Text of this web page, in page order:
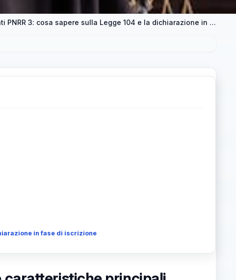
Guida completa al Concorso docenti PNRR 3: cosa sapere sulla Legge 104 e la dichiarazione in fase di iscrizione
in fase di iscrizione